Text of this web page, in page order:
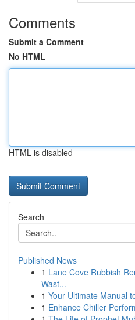
Comments
Submit a Comment
No HTML
HTML is disabled
Search
Published News
1 Lane Cove Rubbish
Wast...
1 Your Ultimate Manual
1 Enhance Chiller